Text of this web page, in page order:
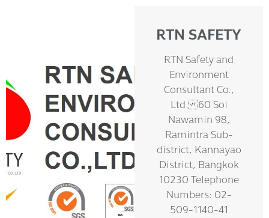
RTN SAFETY
RTN Safety and
Environment
Consultant Co.,
Ltd. 60 Soi
Nawamin 98,
Ramintra Sub-
district, Kannayao
District, Bangkok
10230 Telephone
Numbers: 02-
509-1140-41